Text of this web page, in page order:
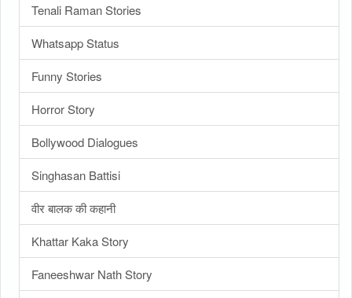
Tenali Raman Stories
Whatsapp Status
Funny Stories
Horror Story
Bollywood Dialogues
Singhasan Battisi
वीर बालक की कहानी
Khattar Kaka Story
Faneeshwar Nath Story